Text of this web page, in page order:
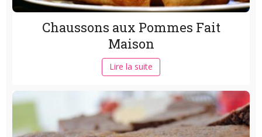
Chaussons aux Pommes Fait
Maison
Lire la suite